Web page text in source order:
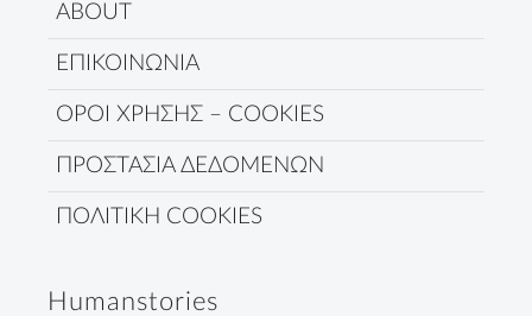
ABOUT
ΕΠΙΚΟΙΝΩΝΙΑ
ΟΡΟΙ ΧΡΗΣΗΣ – COOKIES
ΠΡΟΣΤΑΣΙΑ ΔΕΔΟΜΕΝΩΝ
ΠΟΛΙΤΙΚΗ COOKIES
Humanstories